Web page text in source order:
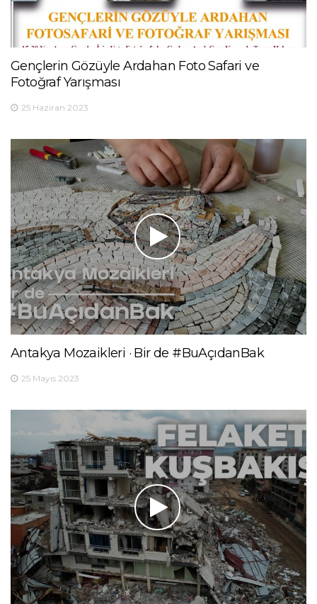
Gençlerin Gözüyle Ardahan Foto Safari ve
Fotoğraf Yarışması
25 Haziran 2023
Antakya Mozaikleri · Bir de #BuAçıdanBak
25 Mayıs 2023